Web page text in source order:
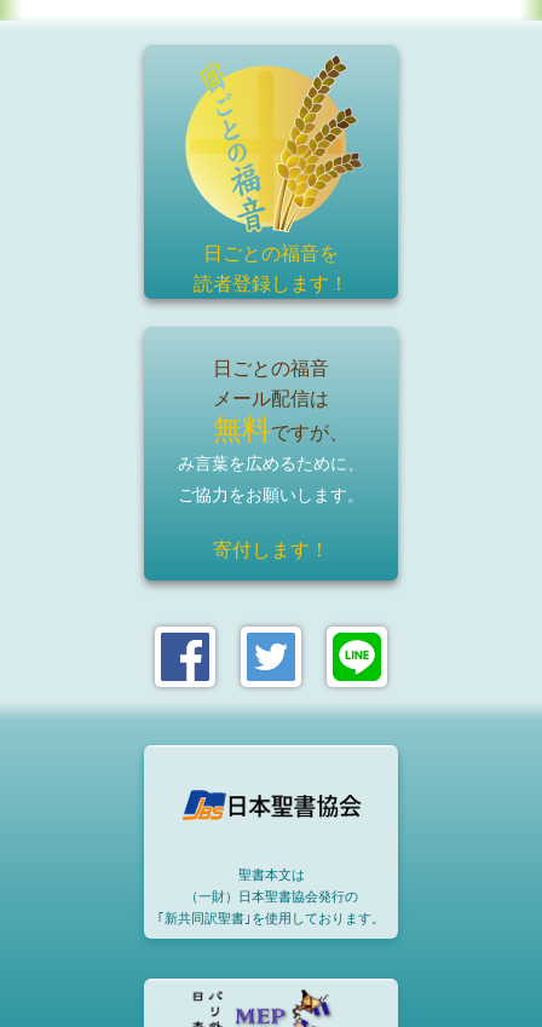
日ごとの福音を
読者登録します！
日ごとの福音
メール配信は
無料ですが、
み言葉を広めるために、
ご協力をお願いします。
寄付します！
聖書本文は
（一財）日本聖書協会発行の
｢新共同訳聖書｣を使用しております。